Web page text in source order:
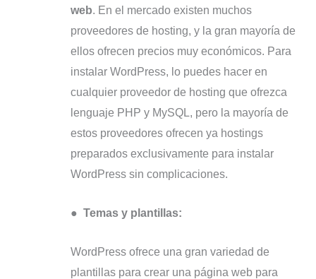
web. En el mercado existen muchos
proveedores de hosting, y la gran mayoría de
ellos ofrecen precios muy económicos. Para
instalar WordPress, lo puedes hacer en
cualquier proveedor de hosting que ofrezca
lenguaje PHP y MySQL, pero la mayoría de
estos proveedores ofrecen ya hostings
preparados exclusivamente para instalar
WordPress sin complicaciones.
● Temas y plantillas:
WordPress ofrece una gran variedad de
plantillas para crear una página web para